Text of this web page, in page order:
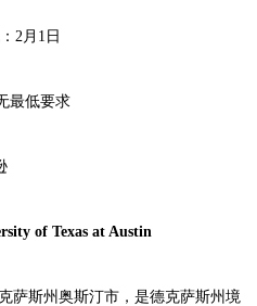
2月1日
最低要求
of Texas at Austin
萨斯州奥斯汀市，是德克萨斯州境